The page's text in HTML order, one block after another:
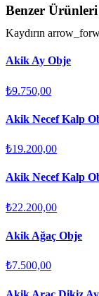
Benzer
Kaydırın
Akik Ay Obje
₺9.750,00
Akik Necef Kalp
₺19.200,00
Akik Necef Kalp
₺22.200,00
Akik Ağaç Obje
₺7.500,00